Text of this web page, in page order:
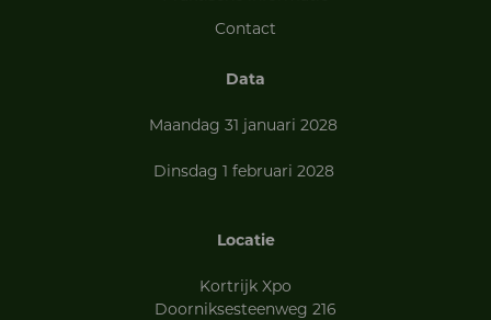
Contact
Data
Maandag 31 januari 2028
Dinsdag 1 februari 2028
Locatie
Kortrijk Xpo
Doorniksesteenweg 216